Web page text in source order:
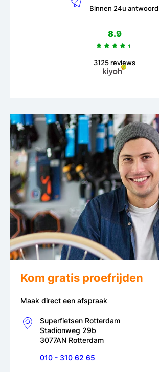
Binnen 24u antwoord
8.9
3125 reviews
Kom gratis proefrijden
Maak direct een afspraak
Superfietsen Rotterdam
Stadionweg 29b
3077AN Rotterdam
010 - 310 62 65